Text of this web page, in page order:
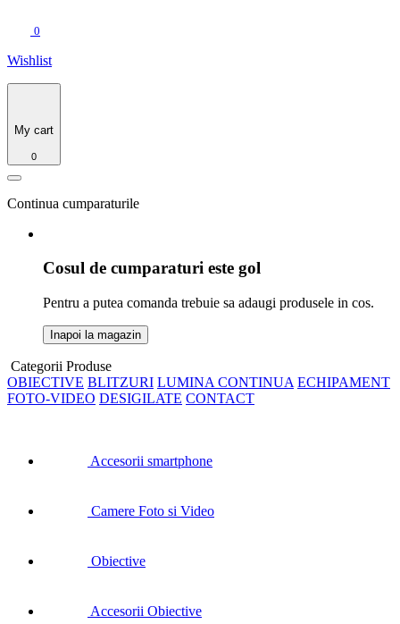
0
Wishlist
My cart
0
Continua cumparaturile
Cosul de cumparaturi este gol
Pentru a putea comanda trebuie sa adaugi produsele in cos.
Inapoi la magazin
Categorii Produse
OBIECTIVE BLITZURI LUMINA CONTINUA ECHIPAMENT
FOTO-VIDEO DESIGILATE CONTACT
Accesorii smartphone
Camere Foto si Video
Obiective
Accesorii Obiective